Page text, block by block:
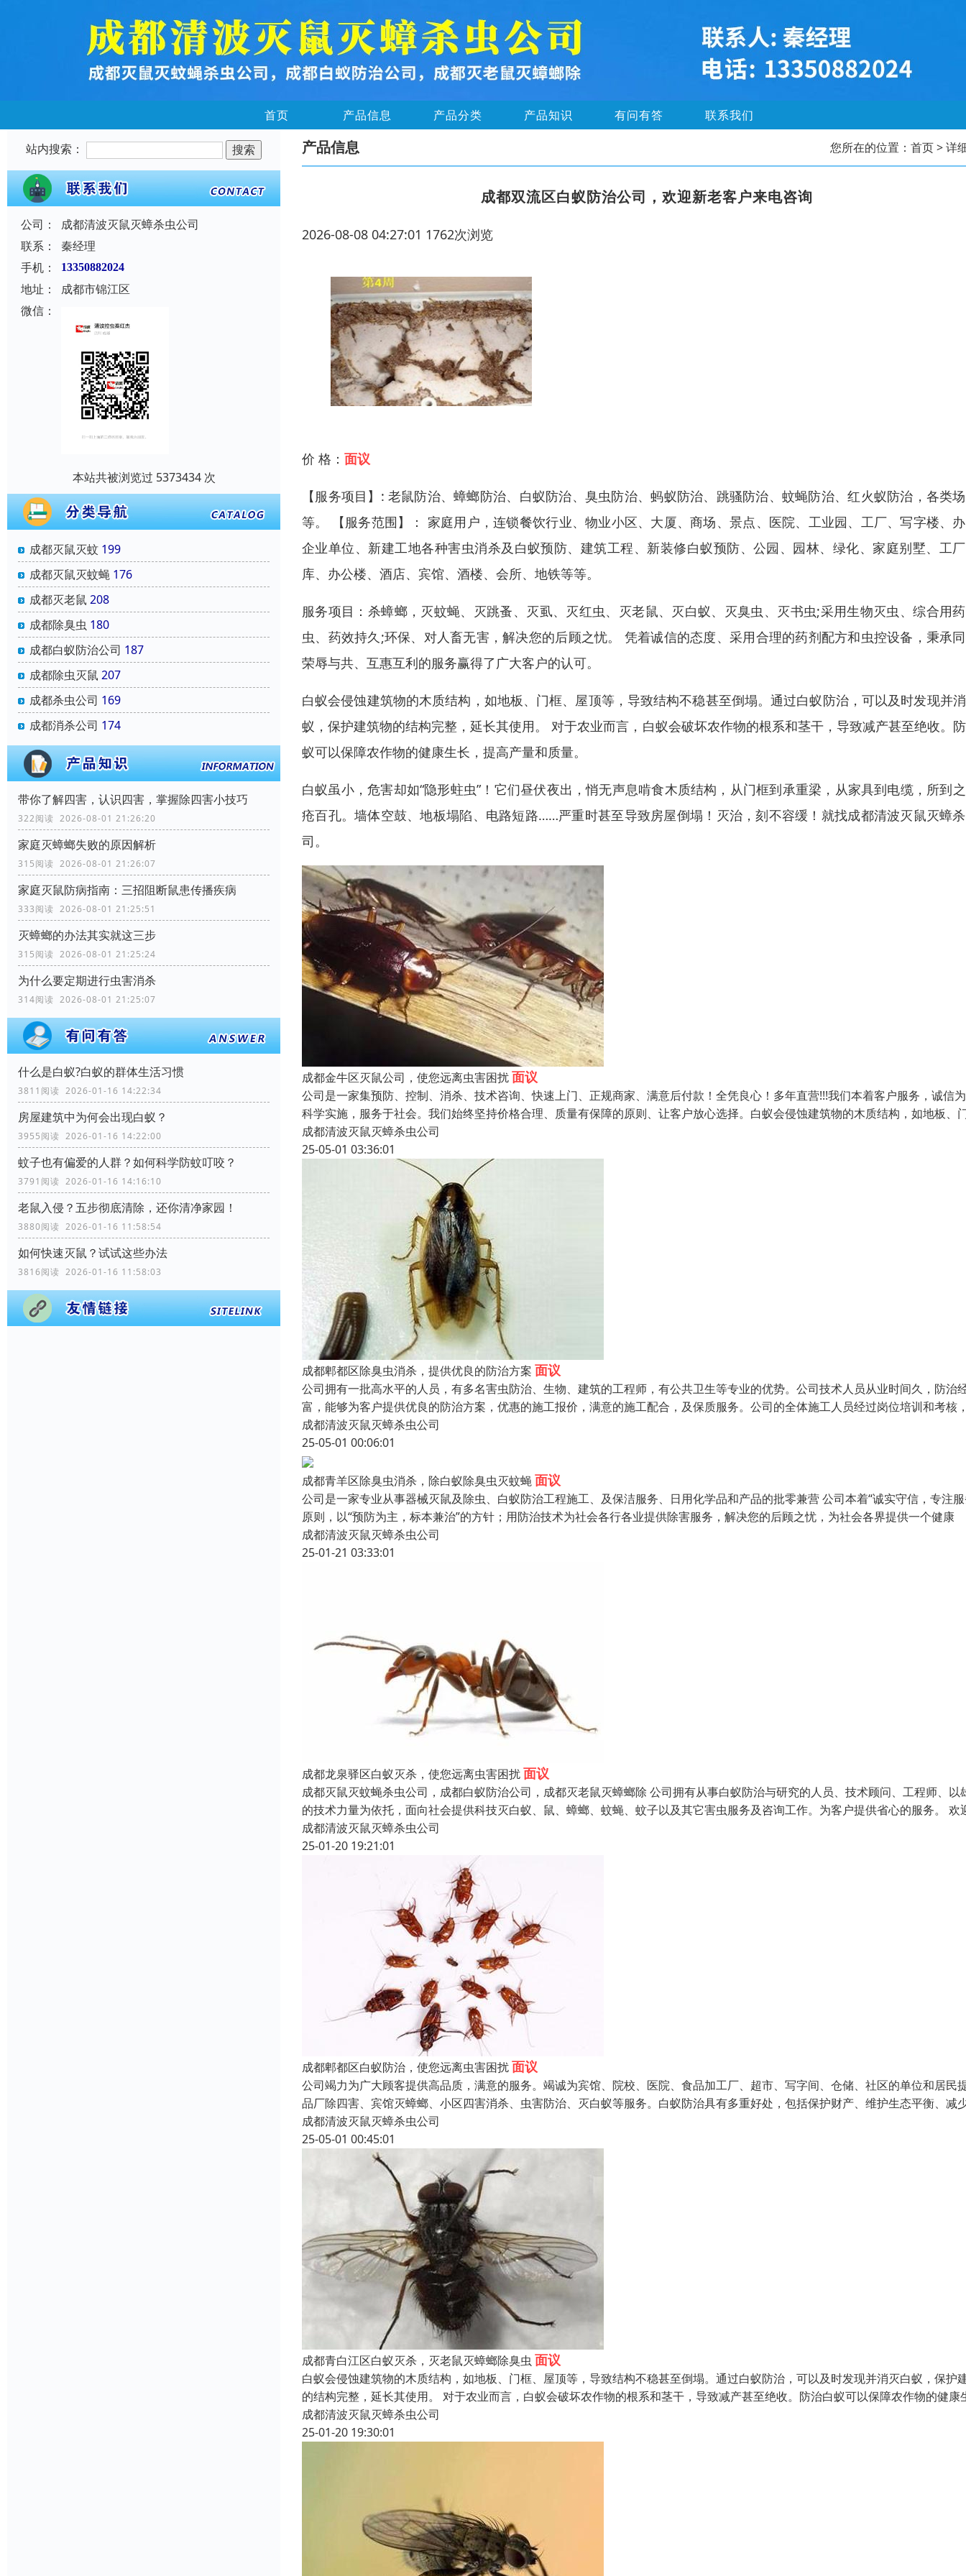
首页 产品信息 产品分类 产品知识 有问有答 联系我们
站内搜索：
公司：
成都清波灭鼠灭蟑杀虫公司
联系：
秦经理
手机：
13350882024
地址：
成都市锦江区
微信：
本站共被浏览过 5373434 次
成都灭鼠灭蚊 199
成都灭鼠灭蚊蝇 176
成都灭老鼠 208
成都除臭虫 180
成都白蚁防治公司 187
成都除虫灭鼠 207
成都杀虫公司 169
成都消杀公司 174
带你了解四害，认识四害，掌握除四害小技巧
322阅读 2026-08-01 21:26:20
家庭灭蟑螂失败的原因解析
315阅读 2026-08-01 21:26:07
家庭灭鼠防病指南：三招阻断鼠患传播疾病
333阅读 2026-08-01 21:25:51
灭蟑螂的办法其实就这三步
315阅读 2026-08-01 21:25:24
为什么要定期进行虫害消杀
314阅读 2026-08-01 21:25:07
什么是白蚁?白蚁的群体生活习惯
3811阅读 2026-01-16 14:22:34
房屋建筑中为何会出现白蚁？
3955阅读 2026-01-16 14:22:00
蚊子也有偏爱的人群？如何科学防蚊叮咬？
3791阅读 2026-01-16 14:16:10
老鼠入侵？五步彻底清除，还你清净家园！
3880阅读 2026-01-16 11:58:54
如何快速灭鼠？试试这些办法
3816阅读 2026-01-16 11:58:03
产品信息 您所在的位置： 首页> 详
成都双流区白蚁防治公司，欢迎新老客户来电咨询
2026-08-08 04:27:01 1762次浏览
价 格： 面议
【服务项目】: 老鼠防治、蟑螂防治、白蚁防治、臭虫防治、蚂蚁防治、跳骚防治、蚊蝇防治、红火蚁防治，各类
等。 【服务范围】： 家庭用户，连锁餐饮行业、物业小区、大厦、商场、景点、医院、工业园、工厂、写字楼、
企业单位、新建工地各种害虫消杀及白蚁预防、建筑工程、新装修白蚁预防、公园、园林、绿化、家庭别墅、工
库、办公楼、酒店、宾馆、酒楼、会所、地铁等等。
服务项目：杀蟑螂，灭蚊蝇、灭跳蚤、灭虱、灭红虫、灭老鼠、灭白蚁、灭臭虫、灭书虫;采用生物灭虫、综合用
虫、药效持久;环保、对人畜无害，解决您的后顾之忧。 凭着诚信的态度、采用合理的药剂配方和虫控设备，秉承
荣辱与共、互惠互利的服务赢得了广大客户的认可。
白蚁会侵蚀建筑物的木质结构，如地板、门框、屋顶等，导致结构不稳甚至倒塌。通过白蚁防治，可以及时发现并
蚁，保护建筑物的结构完整，延长其使用。 对于农业而言，白蚁会破坏农作物的根系和茎干，导致减产甚至绝收。
蚁可以保障农作物的健康生长，提高产量和质量。
白蚁虽小，危害却如“隐形蛀虫”！它们昼伏夜出，悄无声息啃食木质结构，从门框到承重梁，从家具到电缆，所到
疮百孔。墙体空鼓、地板塌陷、电路短路……严重时甚至导致房屋倒塌！灭治，刻不容缓！就找成都清波灭鼠灭蟑
司。
成都金牛区灭鼠公司，使您远离虫害困扰面议
公司是一家集预防、控制、消杀、技术咨询、快速上门、正规商家、满意后付款！全凭良心！多年直营!!!我们本着客户服务，诚信
科学实施，服务于社会。我们始终坚持价格合理、质量有保障的原则、让客户放心选择。白蚁会侵蚀建筑物的木质结构，如地板、
成都清波灭鼠灭蟑杀虫公司
25-05-01 03:36:01
成都郫都区除臭虫消杀，提供优良的防治方案 面议
公司拥有一批高水平的人员，有多名害虫防治、生物、建筑的工程师，有公共卫生等专业的优势。公司技术人员从业时间久，防治
富，能够为客户提供优良的防治方案，优惠的施工报价，满意的施工配合，及保质服务。公司的全体施工人员经过岗位培训和考核
成都清波灭鼠灭蟑杀虫公司
25-05-01 00:06:01
成都青羊区除臭虫消杀，除白蚁除臭虫灭蚊蝇面议
公司是一家专业从事器械灭鼠及除虫、白蚁防治工程施工、及保洁服务、日用化学品和产品的批零兼营 公司本着“诚实守信，专注服
原则，以“预防为主，标本兼治”的方针；用防治技术为社会各行各业提供除害服务，解决您的后顾之忧，为社会各界提供一个健康
成都清波灭鼠灭蟑杀虫公司
25-01-21 03:33:01
成都龙泉驿区白蚁灭杀，使您远离虫害困扰面议
成都灭鼠灭蚊蝇杀虫公司，成都白蚁防治公司，成都灭老鼠灭蟑螂除 公司拥有从事白蚁防治与研究的人员、技术顾问、工程师、以
的技术力量为依托，面向社会提供科技灭白蚁、鼠、蟑螂、蚊蝇、蚊子以及其它害虫服务及咨询工作。为客户提供省心的服务。 欢
成都清波灭鼠灭蟑杀虫公司
25-01-20 19:21:01
成都郫都区白蚁防治，使您远离虫害困扰面议
公司竭力为广大顾客提供高品质，满意的服务。竭诚为宾馆、院校、医院、食品加工厂、超市、写字间、仓储、社区的单位和居民
品厂除四害、宾馆灭蟑螂、小区四害消杀、虫害防治、灭白蚁等服务。白蚁防治具有多重好处，包括保护财产、维护生态平衡、减
成都清波灭鼠灭蟑杀虫公司
25-05-01 00:45:01
成都青白江区白蚁灭杀，灭老鼠灭蟑螂除臭虫 面议
白蚁会侵蚀建筑物的木质结构，如地板、门框、屋顶等，导致结构不稳甚至倒塌。通过白蚁防治，可以及时发现并消灭白蚁，保护
的结构完整，延长其使用。 对于农业而言，白蚁会破坏农作物的根系和茎干，导致减产甚至绝收。防治白蚁可以保障农作物的健康
成都清波灭鼠灭蟑杀虫公司
25-01-20 19:30:01